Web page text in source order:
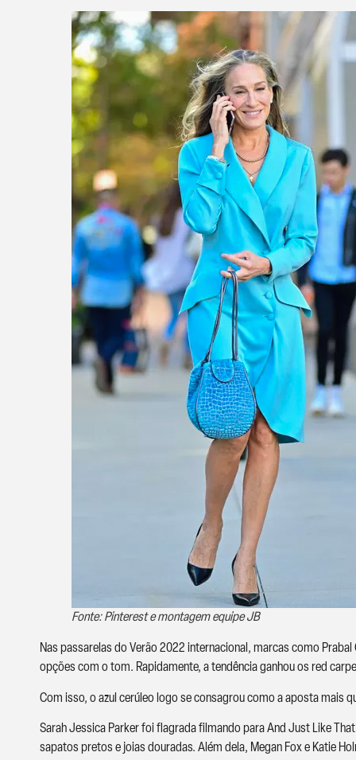
Fonte: Pinterest e montagem equipe JB
Nas passarelas do Verão 2022 internacional, marcas como
opções com o tom. Rapidamente, a tendência ganhou os red
Com isso, o azul cerúleo logo se consagrou como a aposta mais
Sarah Jessica Parker foi flagrada filmando para And Just Like
sapatos pretos e joias douradas. Além dela, Megan Fox e Katie